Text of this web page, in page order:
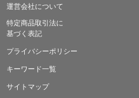
運営会社について
特定商品取引法に
基づく表記
プライバシーポリシー
キーワード一覧
サイトマップ